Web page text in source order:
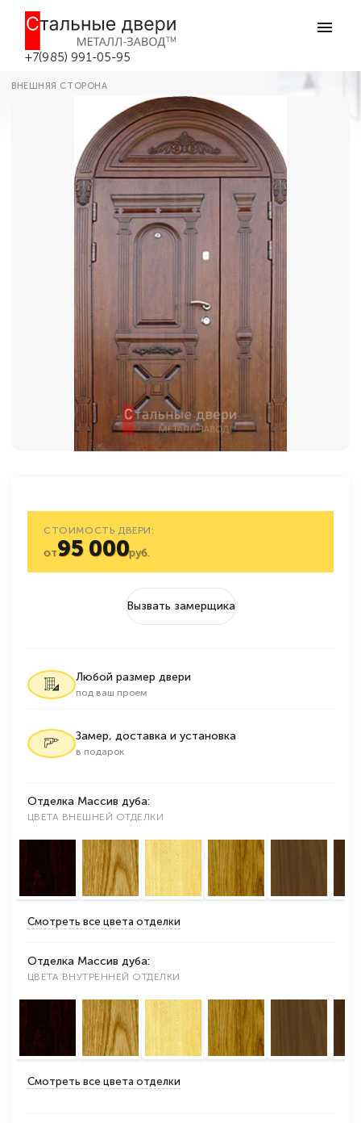
+7(985) 991-05-95
Массивная полукруглая входная
дверь №98 в Боровске
ВНЕШНЯЯ СТОРОНА
СТОИМОСТЬ ДВЕРИ:
от95 000руб.
Вызвать замерщика
Любой размер двери
под ваш проем
Замер, доставка и установка
в подарок
Отделка Массив дуба:
ЦВЕТА ВНЕШНЕЙ ОТДЕЛКИ
Смотреть все цвета отделки
Отделка Массив дуба:
ЦВЕТА ВНУТРЕННЕЙ ОТДЕЛКИ
Смотреть все цвета отделки